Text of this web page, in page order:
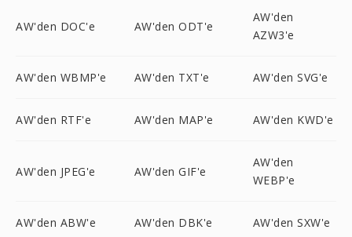
AW'den DOC'e AW'den ODT'e
AW'den
AZW3'e
AW'den WBMP'e AW'den TXT'e AW'den SVG'e
AW'den RTF'e AW'den MAP'e AW'den KWD'e
AW'den JPEG'e AW'den GIF'e
AW'den
WEBP'e
AW'den ABW'e AW'den DBK'e AW'den SXW'e